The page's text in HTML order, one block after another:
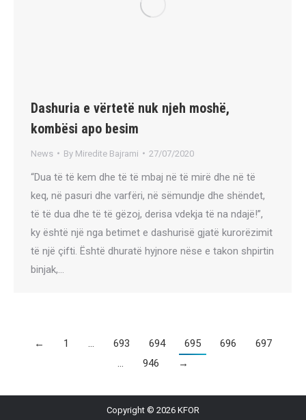
Dashuria e vërtetë nuk njeh moshë,
kombësi apo besim
News By Miredite Bajrami 27/07/2020
“Dua të të kem dhe të të mbaj në të mirë dhe në të
keq, në pasuri dhe varfëri, në sëmundje dhe shëndet,
të të dua dhe të të gëzoj, derisa vdekja të na ndajë!”,
ky është një nga betimet e dashurisë gjatë kurorëzimit
të një çifti. Është dhuratë hyjnore nëse e takon shpirtin
binjak,…
← 1 … 693 694 695 696
697
…
946 →
Copyright © 2026 KFOR